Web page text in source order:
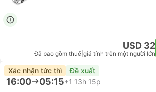
USD 32
Đã bao gồm thuế giá tính trên một người lớn
Xác nhận tức thì Đề xuất
16:00 05:15+1 13h 15p